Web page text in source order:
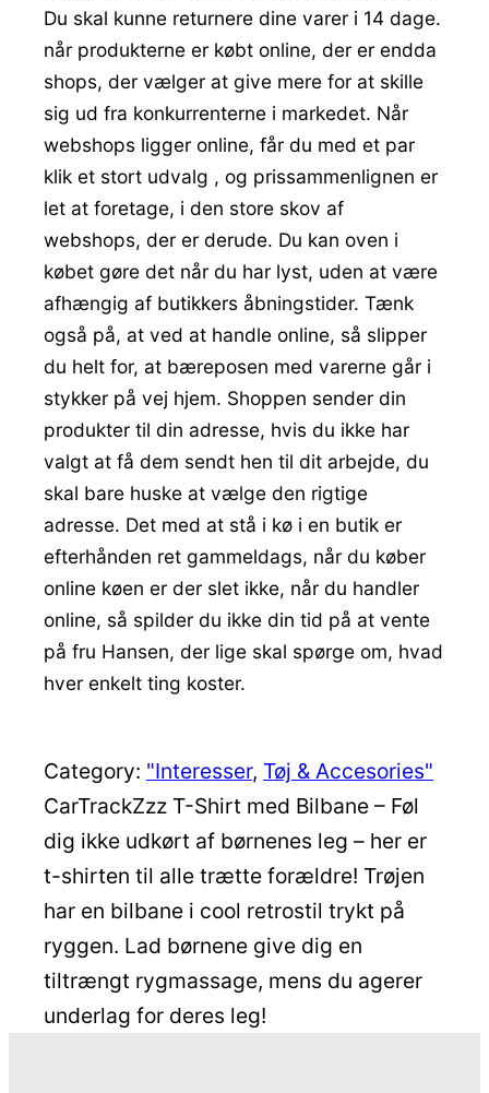
Du skal kunne returnere dine varer i 14 dage.
når produkterne er købt online, der er endda
shops, der vælger at give mere for at skille
sig ud fra konkurrenterne i markedet. Når
webshops ligger online, får du med et par
klik et stort udvalg , og prissammenlignen er
let at foretage, i den store skov af
webshops, der er derude. Du kan oven i
købet gøre det når du har lyst, uden at være
afhængig af butikkers åbningstider. Tænk
også på, at ved at handle online, så slipper
du helt for, at bæreposen med varerne går i
stykker på vej hjem. Shoppen sender din
produkter til din adresse, hvis du ikke har
valgt at få dem sendt hen til dit arbejde, du
skal bare huske at vælge den rigtige
adresse. Det med at stå i kø i en butik er
efterhånden ret gammeldags, når du køber
online køen er der slet ikke, når du handler
online, så spilder du ikke din tid på at vente
på fru Hansen, der lige skal spørge om, hvad
hver enkelt ting koster.
Category: "Interesser, Tøj & Accesories"
CarTrackZzz T-Shirt med Bilbane – Føl
dig ikke udkørt af børnenes leg – her er
t-shirten til alle trætte forældre! Trøjen
har en bilbane i cool retrostil trykt på
ryggen. Lad børnene give dig en
tiltrængt rygmassage, mens du agerer
underlag for deres leg!